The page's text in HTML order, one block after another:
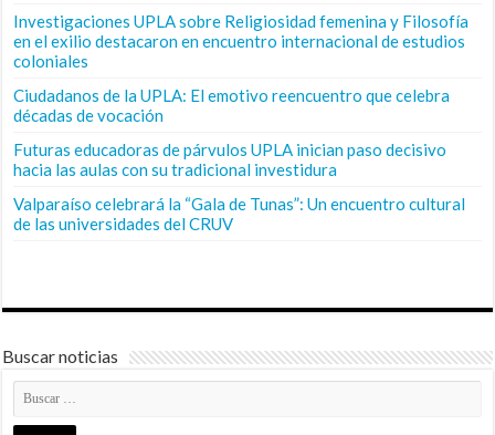
Investigaciones UPLA sobre Religiosidad femenina y Filosofía
en el exilio destacaron en encuentro internacional de estudios
coloniales
Ciudadanos de la UPLA: El emotivo reencuentro que celebra
décadas de vocación
Futuras educadoras de párvulos UPLA inician paso decisivo
hacia las aulas con su tradicional investidura
Valparaíso celebrará la “Gala de Tunas”: Un encuentro cultural
de las universidades del CRUV
Buscar noticias